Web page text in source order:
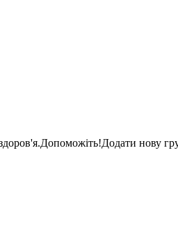
Допоможіть!Додати нову